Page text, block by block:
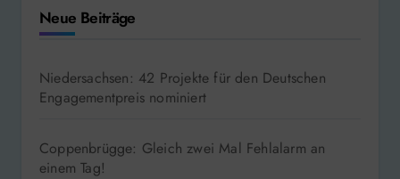
Neue Beiträge
Niedersachsen: 42 Projekte für den Deutschen
Engagementpreis nominiert
Coppenbrügge: Gleich zwei Mal Fehlalarm an
einem Tag!